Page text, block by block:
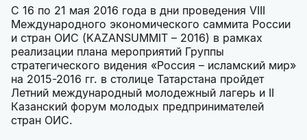
С 16 по 21 мая 2016 года в дни проведения VIII
Международного экономического саммита России
и стран ОИС (KAZANSUMMIT – 2016) в рамках
реализации плана мероприятий Группы
стратегического видения «Россия – исламский мир»
на 2015-2016 гг. в столице Татарстана пройдет
Летний международный молодежный лагерь и II
Казанский форум молодых предпринимателей
стран ОИС.